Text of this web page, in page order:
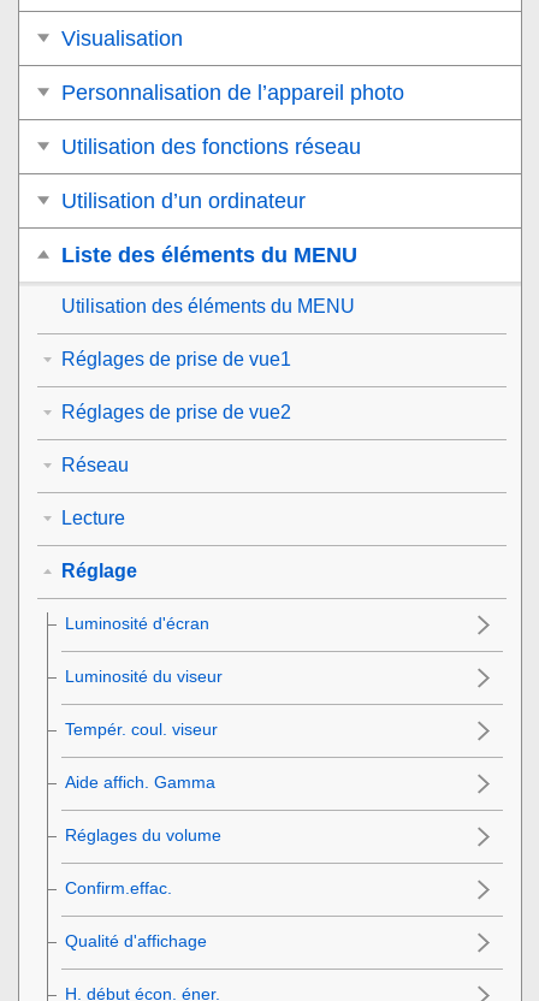
Visualisation
Personnalisation de l’appareil photo
Utilisation des fonctions réseau
Utilisation d’un ordinateur
Liste des éléments du MENU
Utilisation des éléments du MENU
Réglages de prise de vue1
Réglages de prise de vue2
Réseau
Lecture
Réglage
Luminosité d'écran
Luminosité du viseur
Tempér. coul. viseur
Aide affich. Gamma
Réglages du volume
Confirm.effac.
Qualité d'affichage
H. début écon. éner.